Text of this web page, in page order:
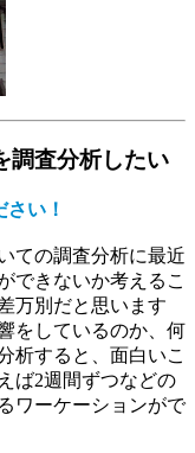
調査分析したい
い！
ての調査分析に最近
できないか考えるこ
万別だと思います
をしているのか、何
すると、面白いこ
ば2週間ずつなどの
ワーケーションがで